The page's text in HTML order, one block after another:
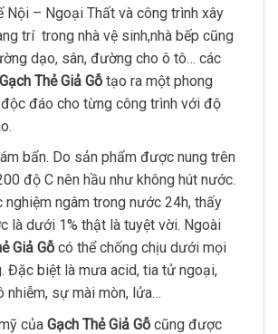
Nội – Ngoại Thất và công trình xây
trí trong nhà vệ sinh,nhà bếp cũng
dạo, sân, đường cho ô tô… các
Gạch Thẻ Giả Gỗ tạo ra một phong
đáo cho từng công trình với độ
bẩn. Do sản phẩm được nung trên
độ C nên hầu như không hút nước.
nghiệm ngâm trong nước 24h, thấy
là dưới 1% thật là tuyệt vời. Ngoài
Giả Gỗcó thể chống chịu dưới mọi
Đặc biệt là mưa acid, tia tử ngoại,
nhiễm, sự mài mòn, lửa…
của Gạch Thẻ Giả Gỗcũng được